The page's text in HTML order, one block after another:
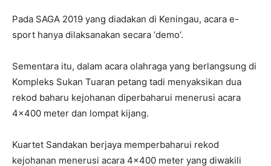
Pada SAGA 2019 yang diadakan di Keningau, acara e-
sport hanya dilaksanakan secara ‘demo’.
Sementara itu, dalam acara olahraga yang berlangsung di
Kompleks Sukan Tuaran petang tadi menyaksikan dua
rekod baharu kejohanan diperbaharui menerusi acara
4×400 meter dan lompat kijang.
Kuartet Sandakan berjaya memperbaharui rekod
kejohanan menerusi acara 4×400 meter yang diwakili